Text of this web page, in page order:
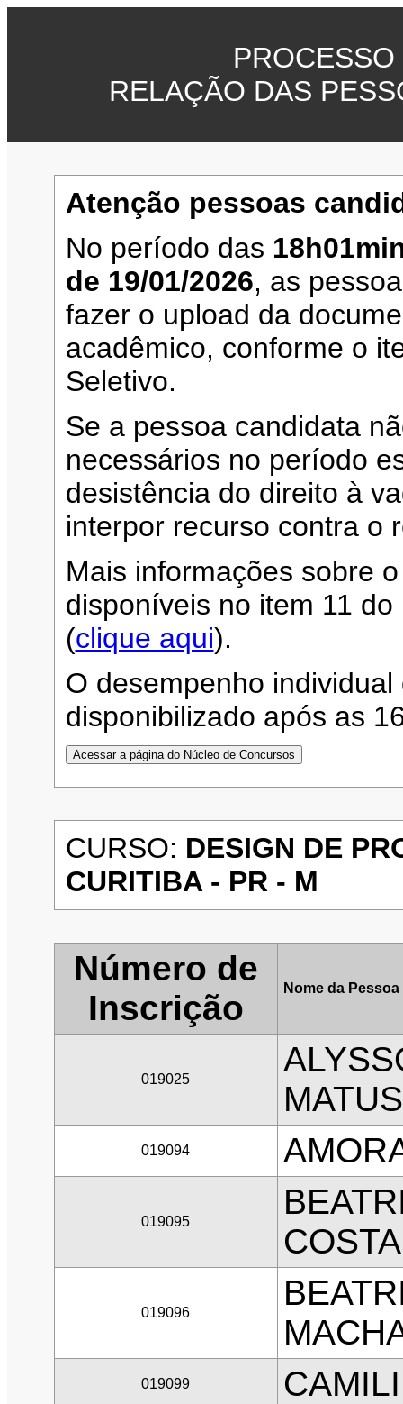
RELAÇÃO DAS
Atenção pessoas
No período das
de 19/01/2026, as
fazer o upload da
acadêmico, conforme o
Seletivo.
Se a pessoa candidata
necessários no período
desistência do direito à
interpor recurso contra o
Mais informações sobre
disponíveis no item 11
(clique aqui).
O desempenho
disponibilizado após as
CURSO: DESIGN DE
CURITIBA - PR - M
Número de
Inscrição
Nome da
019025
019094
019095
COSTA
019096
019099